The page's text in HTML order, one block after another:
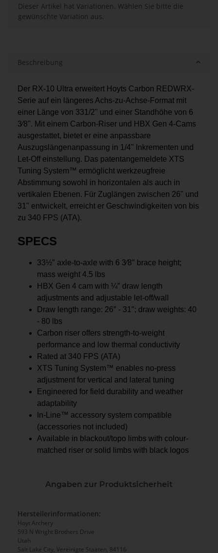
xDieser Artikel hat Variationen. Wählen Sie bitte die
gewünschte Variation aus.
Beschreibung
Der RX-10 Ultra erweitert Hoyts Carbon REDWRX-
Serie auf ein längeres Achs-zu-Achse-Format mit
einer Länge von 331/2" und einer Standhöhe von 6
3⁄8". Mit einem Carbon-Riser und HBX Gen 4-Cams
ausgestattet, bietet er eine anpassbare
Auszugslängenanpassung in 1/4" Inkrementen und
Let-Off einstellung. Das patentangemeldete XTS
Tuning System™ ermöglicht werkzeugfreie
Abstimmung sowohl in horizontalen als auch in
vertikalen Ebenen. Für Zuglängen zwischen 26" und
31" entwickelt, erreicht er Geschwindigkeiten von bis
zu 340 FPS (ATA).
SPECS
33½″ axle-to-axle with 6 3⁄8″ brace height;
mass weight 4.5 lbs
HBX Gen 4 cam with ¼″ draw length
adjustments and adjustable let-off/wall
Draw length range: 26″ - 31″; draw weights: 40
- 80 lbs
Carbon riser offers strength-to-weight
performance and low thermal conductivity
Rated at 340 FPS (ATA)
XTS Tuning System™ enables no-press
adjustment for vertical and lateral tuning
Engineered for field durability and weather
adaptability
In-Line™ accessory system compatible
(accessories not included)
Available in blackout/topo limbs with colour-
matched riser or solid limbs with black logos
Angaben zur Produktsicherheit
Herstellerinformationen:
Hoyt Archery
593 N Wright Brothers Drive
Utah
Salt Lake City, Vereinigte Staaten, 84116